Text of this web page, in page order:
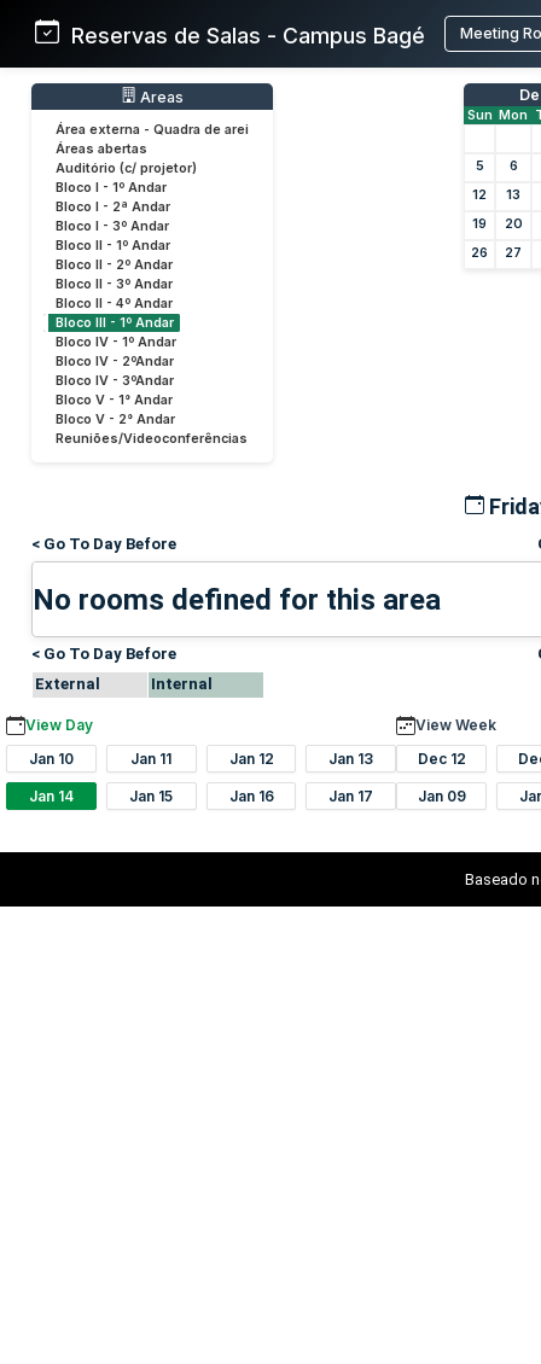
Reservas de Salas - Campus Bagé Meeting
Areas
Área externa - Quadra de arei
Áreas abertas
Auditório (c/ projetor)
Bloco I - 1º Andar
Bloco I - 2ª Andar
Bloco I - 3º Andar
Bloco II - 1º Andar
Bloco II - 2º Andar
Bloco II - 3º Andar
Bloco II - 4º Andar
Bloco III - 1º Andar
Bloco IV - 1º Andar
Bloco IV - 2ºAndar
Bloco IV - 3ºAndar
Bloco V - 1° Andar
Bloco V - 2° Andar
Reuniões/Videoconferências
Sun Mon
5
6
12
13
19
20
26
27
< Go To Day Before
No rooms defined for this area
< Go To Day Before
External
Internal
View Day
Jan 10
Jan 11 Jan 12 Jan 13
Jan 14 Jan 15 Jan 16 Jan 17
View Week
Dec 12
Jan 09
Baseado